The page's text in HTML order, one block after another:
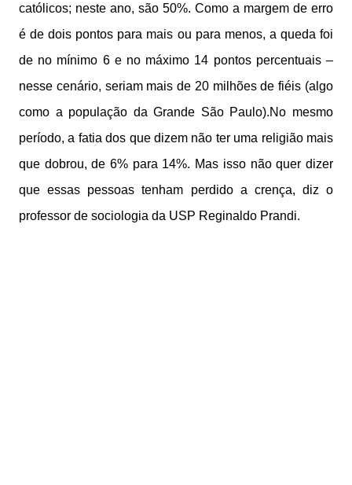
católicos; neste ano, são 50%. Como a margem de erro
é de dois pontos para mais ou para menos, a queda foi
de no mínimo 6 e no máximo 14 pontos percentuais –
nesse cenário, seriam mais de 20 milhões de fiéis (algo
como a população da Grande São Paulo).No mesmo
período, a fatia dos que dizem não ter uma religião mais
que dobrou, de 6% para 14%. Mas isso não quer dizer
que essas pessoas tenham perdido a crença, diz o
professor de sociologia da USP Reginaldo Prandi.